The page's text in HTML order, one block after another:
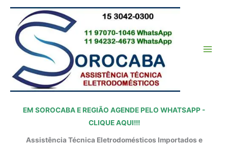
conteúdo
EM SOROCABA E REGIÃO AGENDE PELO WHATSAPP -
CLIQUE AQUI!!!
Assistência Técnica Eletrodomésticos Importados e